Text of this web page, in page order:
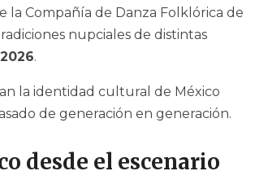
la Compañía de Danza Folklórica de
nupciales de distintas
.
la identidad cultural de México
de generación en generación.
desde el escenario